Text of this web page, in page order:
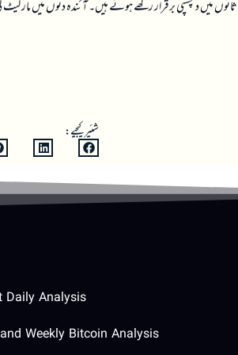
میں دلچسپی برقرار رکھے ہوئے ہیں۔ آئندہ دنوں میں مارکیٹ
شئیر کیجیے:
Daily Analysis
Weekly Bitcoin Analysis